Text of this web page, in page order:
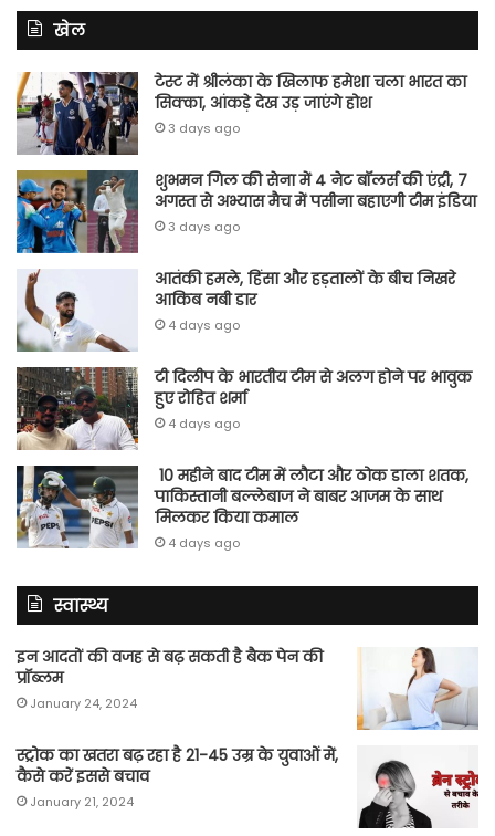
खेल
टेस्ट में श्रीलंका के खिलाफ हमेशा चला भारत का
सिक्का, आंकड़े देख उड़ जाएंगे होश
3 days ago
शुभमन गिल की सेना में 4 नेट बॉलर्स की एंट्री, 7
अगस्त से अभ्यास मैच में पसीना बहाएगी टीम इंडिया
3 days ago
आतंकी हमले, हिंसा और हड़तालों के बीच निखरे
आकिब नबी डार
4 days ago
टी दिलीप के भारतीय टीम से अलग होने पर भावुक
हुए रोहित शर्मा
4 days ago
10 महीने बाद टीम में लौटा और ठोक डाला शतक,
पाकिस्तानी बल्लेबाज ने बाबर आजम के साथ
मिलकर किया कमाल
4 days ago
स्वास्थ्य
इन आदतों की वजह से बढ़ सकती है बैक पेन की
प्रॉब्लम
January 24, 2024
स्ट्रोक का खतरा बढ़ रहा है 21-45 उम्र के युवाओं में,
कैसे करें इससे बचाव
January 21, 2024